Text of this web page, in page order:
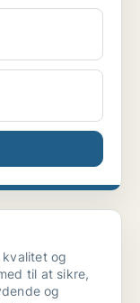
og
til at sikre,
og